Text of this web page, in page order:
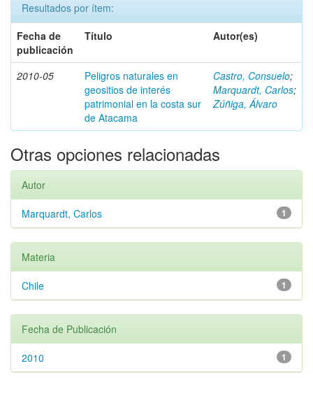
Resultados por ítem:
Fecha de
publicación
Título Autor(es)
2010-05
Peligros naturales en
geositios de interés
patrimonial en la costa sur
de Atacama
Castro, Consuelo;
Marquardt, Carlos;
Zúñiga, Álvaro
Otras opciones relacionadas
Autor
1
Marquardt, Carlos
Materia
1
Chile
Fecha de Publicación
1
2010